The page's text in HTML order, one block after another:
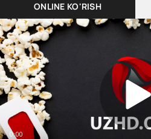
ONLINE KO'RISH
0:00